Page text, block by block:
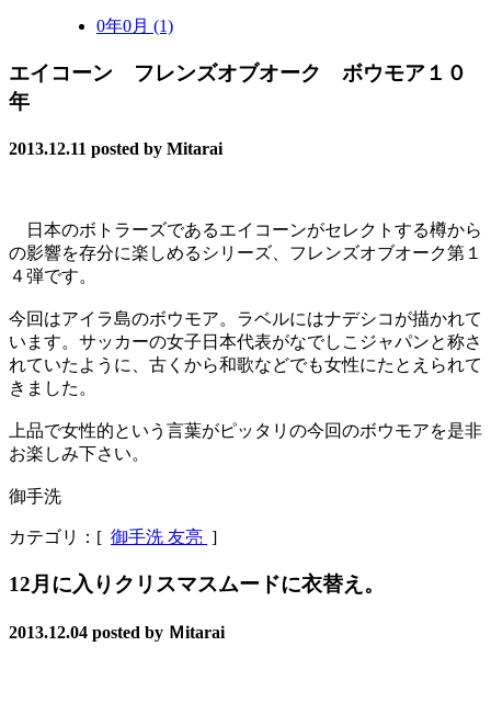
0年0月 (1)
エイコーン フレンズオブオーク ボウモア１０
年
2013.12.11 posted by Mitarai
日本のボトラーズであるエイコーンがセレクトする樽から
の影響を存分に楽しめるシリーズ、フレンズオブオーク第１
４弾です。
今回はアイラ島のボウモア。ラベルにはナデシコが描かれて
います。サッカーの女子日本代表がなでしこジャパンと称さ
れていたように、古くから和歌などでも女性にたとえられて
きました。
上品で女性的という言葉がピッタリの今回のボウモアを是非
お楽しみ下さい。
御手洗
カテゴリ：[ 御手洗 友亮 ]
12月に入りクリスマスムードに衣替え。
2013.12.04 posted by Ｍitarai